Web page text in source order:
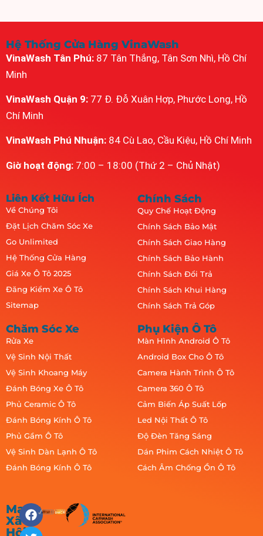
Hệ Thống Cửa Hàng VinaWash
VinaWash Tân Phú: 87 Tân Thắng, Tân Sơn Nhì, Hồ Chí
Minh
VinaWash Quận 9: 77 Đ. Đỗ Xuân Hợp, Phước Long, Hồ
Chí Minh
VinaWash Phú Nhuận: 84 Cù Lao, Cầu Kiệu, Hồ Chí Minh
Giờ hoạt động: 7:00 – 18:00 (Thứ 2 – Chủ Nhật)
Liên Kết Hữu Ích
Về Chúng Tôi
Đặt Lịch Chăm Sóc Xe
Go Unlimited
Hệ Thống Cửa Hàng
Giá Xe Ô Tô 2025
Đăng Kiểm Xe Ô Tô
Sitemap
Chính Sách
Quy Chế Hoạt Động
Chính Sách Bảo Mật
Chính Sách Giao Hàng
Chính Sách Bảo Hành
Chính Sách Đổi Trả
Chính Sách Khui Hàng
Chính Sách Trả Góp
Chăm Sóc Xe
Rửa Xe
Vệ Sinh Nội Thất
Vệ Sinh Khoang Máy
Đánh Bóng Xe Ô Tô
Phủ Ceramic Ô Tô
Đánh Bóng Kính Ô Tô
Phủ Gầm Ô Tô
Vệ Sinh Dàn Lạnh Ô Tô
Đánh Bóng Kính Ô Tô
Phụ Kiện Ô Tô
Màn Hình Android Ô Tô
Android Box Cho Ô Tô
Camera Hành Trình Ô Tô
Camera 360 Ô Tô
Cảm Biến Áp Suất Lốp
Led Nội Thất Ô Tô
Độ Đèn Tăng Sáng
Dán Phim Cách Nhiệt Ô Tô
Cách Âm Chống Ồn Ô Tô
Mạng
Xã
Hội